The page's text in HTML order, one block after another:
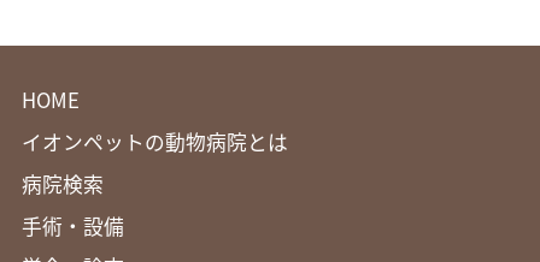
HOME
イオンペットの動物病院とは
病院検索
手術・設備